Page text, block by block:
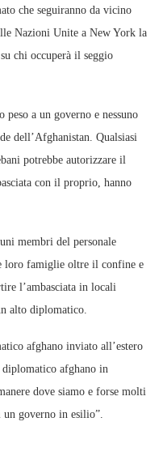
che seguiranno da vicino
Nazioni Unite a New York la
chi occuperà il seggio
a un governo e nessuno
dell’Afghanistan. Qualsiasi
potrebbe autorizzare il
con il proprio, hanno
membri del personale
loro famiglie oltre il confine e
l’ambasciata in locali
alto diplomatico.
afghano inviato all’estero
afghano in
dove siamo e forse molti
un governo in esilio”.